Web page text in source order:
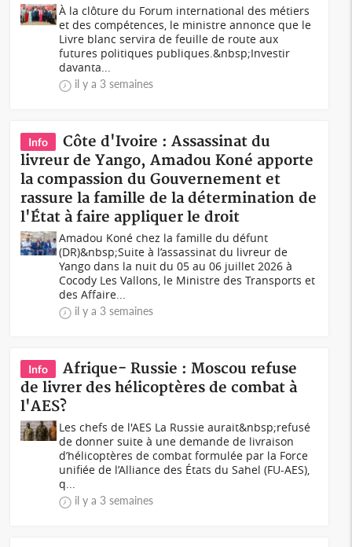
À la clôture du Forum international des métiers
et des compétences, le ministre annonce que le
Livre blanc servira de feuille de route aux
futures politiques publiques.&nbsp;Investir
davanta...
il y a 3 semaines
Info
Côte d'Ivoire : Assassinat du
livreur de Yango, Amadou Koné apporte
la compassion du Gouvernement et
rassure la famille de la détermination de
l'État à faire appliquer le droit
Amadou Koné chez la famille du défunt
(DR)&nbsp;Suite à l’assassinat du livreur de
Yango dans la nuit du 05 au 06 juillet 2026 à
Cocody Les Vallons, le Ministre des Transports et
des Affaire...
il y a 3 semaines
Info
Afrique- Russie : Moscou refuse
de livrer des hélicoptères de combat à
l'AES?
Les chefs de l'AES La Russie aurait&nbsp;refusé
de donner suite à une demande de livraison
d’hélicoptères de combat formulée par la Force
unifiée de l’Alliance des États du Sahel (FU-AES),
q...
il y a 3 semaines